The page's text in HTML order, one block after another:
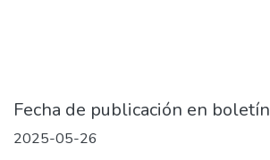
Fecha de publicación en boletín
2025-05-26